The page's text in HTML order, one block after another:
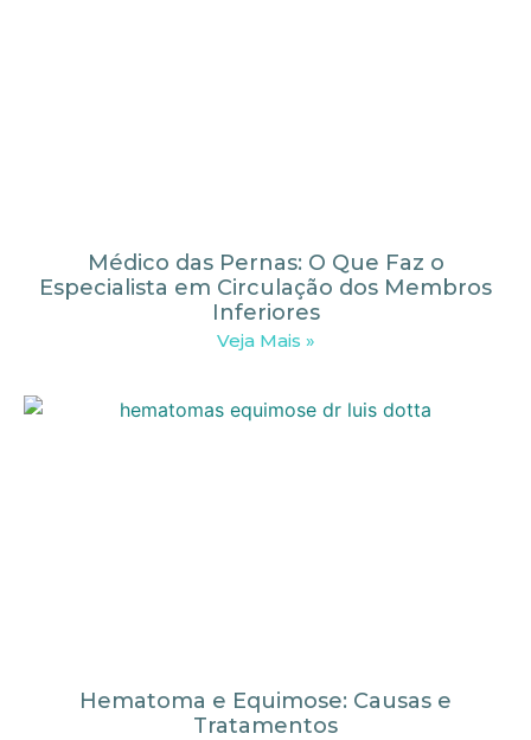
Médico das Pernas: O Que Faz o
Especialista em Circulação dos Membros
Inferiores
Veja Mais »
Hematoma e Equimose: Causas e
Tratamentos